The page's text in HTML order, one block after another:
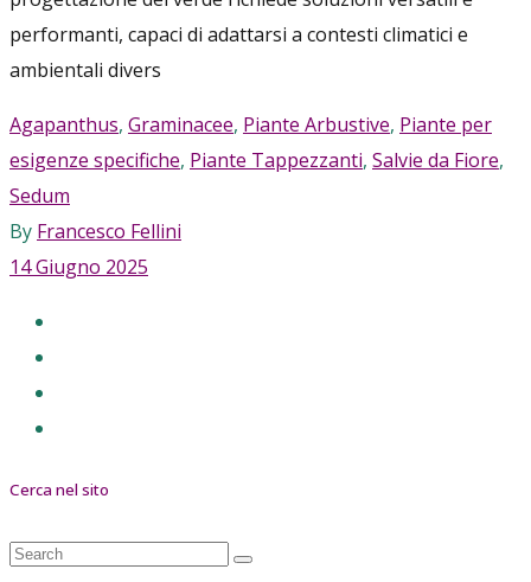
performanti, capaci di adattarsi a contesti climatici e
ambientali divers
Agapanthus, Graminacee, Piante Arbustive, Piante per
esigenze specifiche, Piante Tappezzanti, Salvie da Fiore,
Sedum
By Francesco Fellini
14 Giugno 2025
Cerca nel sito
Search